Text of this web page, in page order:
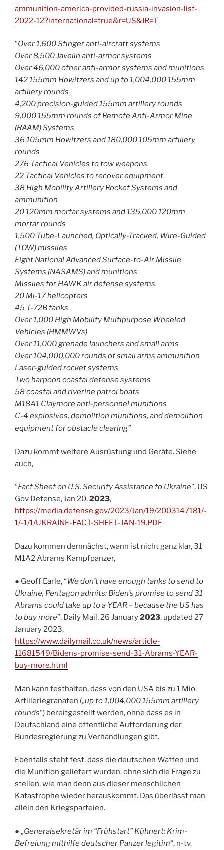
ammunition-america-provided-russia-invasion-list-
2022-12?international=true&r=US&IR=T
“Over 1,600 Stinger anti-aircraft systems
Over 8,500 Javelin anti-armor systems
Over 46,000 other anti-armor systems and munitions
142 155mm Howitzers and up to 1,004,000 155mm
artillery rounds
4,200 precision-guided 155mm artillery rounds
9,000 155mm rounds of Remote Anti-Armor Mine
(RAAM) Systems
36 105mm Howitzers and 180,000 105mm artillery
rounds
276 Tactical Vehicles to tow weapons
22 Tactical Vehicles to recover equipment
38 High Mobility Artillery Rocket Systems and
ammunition
20 120mm mortar systems and 135,000 120mm
mortar rounds
1,500 Tube-Launched, Optically-Tracked, Wire-Guided
(TOW) missiles
Eight National Advanced Surface-to-Air Missile
Systems (NASAMS) and munitions
Missiles for HAWK air defense systems
20 Mi-17 helicopters
45 T-72B tanks
Over 1,000 High Mobility Multipurpose Wheeled
Vehicles (HMMWVs)
Over 11,000 grenade launchers and small arms
Over 104,000,000 rounds of small arms ammunition
Laser-guided rocket systems
Two harpoon coastal defense systems
58 coastal and riverine patrol boats
M18A1 Claymore anti-personnel munitions
C-4 explosives, demolition munitions, and demolition
equipment for obstacle clearing”
Dazu kommt weitere Ausrüstung und Geräte. Siehe
auch,
“Fact Sheet on U.S. Security Assistance to Ukraine”, US
Gov Defense, Jan 20,2023,
https://media.defense.gov/2023/Jan/19/2003147181/-
1/-1/1/UKRAINE-FACT-SHEET-JAN-19.PDF
Dazu kommen demnächst, wann ist nicht ganz klar, 31
M1A2 Abrams Kampfpanzer,
● Geoff Earle, “We don’t have enough tanks to send to
Ukraine, Pentagon admits: Biden’s promise to send 31
Abrams could take up to a YEAR – because the US has
to buy more”, Daily Mail, 26 January2023, updated 27
January 2023,
https://www.dailymail.co.uk/news/article-
11681549/Bidens-promise-send-31-Abrams-YEAR-
buy-more.html
Man kann festhalten, dass von den USA bis zu 1 Mio.
Artilleriegranaten („up to 1,004,000 155mm artillery
rounds“) bereitgestellt werden, ohne dass es in
Deutschland eine öffentliche Aufforderung der
Bundesregierung zu Verhandlungen gibt.
Ebenfalls steht fest, dass die deutschen Waffen und
die Munition geliefert wurden, ohne sich die Frage zu
stellen, wie man denn aus dieser menschlichen
Katastrophe wieder herauskommt. Das überlässt man
allein den Kriegsparteien.
● „Generalsekretär im “Frühstart” Kühnert: Krim-
Befreiung mithilfe deutscher Panzer legitim“, n-tv,